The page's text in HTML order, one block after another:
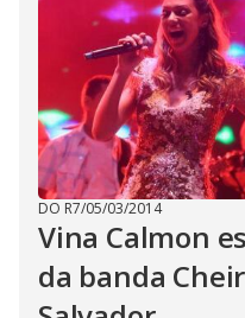
DO R7/05/03/2014
Vina Calmon
da banda